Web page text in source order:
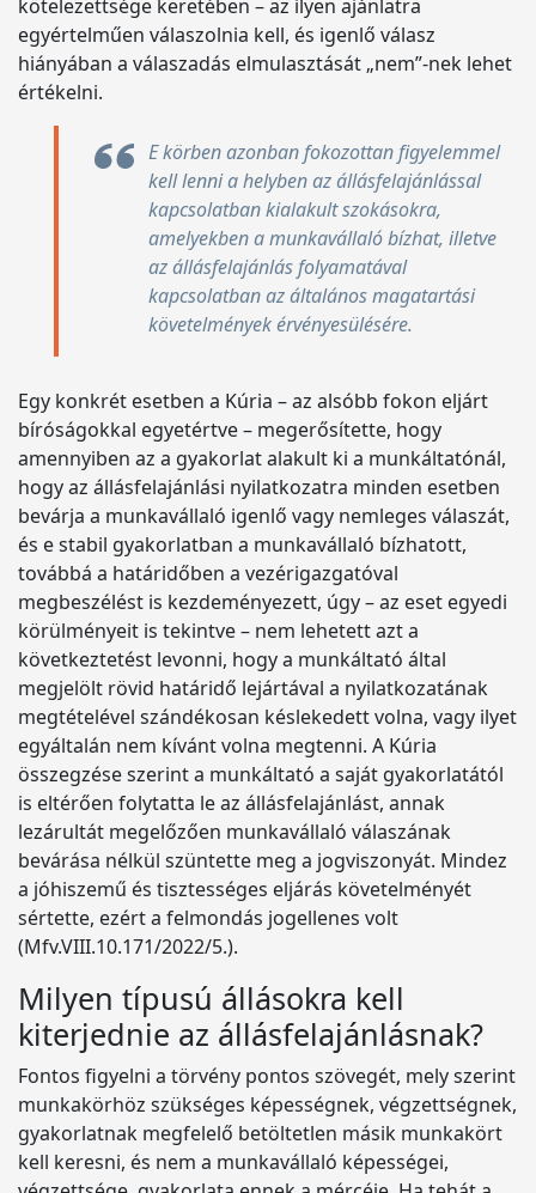
kötelezettsége keretében – az ilyen ajánlatra
egyértelműen válaszolnia kell, és igenlő válasz
hiányában a válaszadás elmulasztását „nem”-nek lehet
értékelni.
E körben azonban fokozottan figyelemmel
kell lenni a helyben az állásfelajánlással
kapcsolatban kialakult szokásokra,
amelyekben a munkavállaló bízhat, illetve
az állásfelajánlás folyamatával
kapcsolatban az általános magatartási
követelmények érvényesülésére.
Egy konkrét esetben a Kúria – az alsóbb fokon eljárt
bíróságokkal egyetértve – megerősítette, hogy
amennyiben az a gyakorlat alakult ki a munkáltatónál,
hogy az állásfelajánlási nyilatkozatra minden esetben
bevárja a munkavállaló igenlő vagy nemleges válaszát,
és e stabil gyakorlatban a munkavállaló bízhatott,
továbbá a határidőben a vezérigazgatóval
megbeszélést is kezdeményezett, úgy – az eset egyedi
körülményeit is tekintve – nem lehetett azt a
következtetést levonni, hogy a munkáltató által
megjelölt rövid határidő lejártával a nyilatkozatának
megtételével szándékosan késlekedett volna, vagy ilyet
egyáltalán nem kívánt volna megtenni. A Kúria
összegzése szerint a munkáltató a saját gyakorlatától
is eltérően folytatta le az állásfelajánlást, annak
lezárultát megelőzően munkavállaló válaszának
bevárása nélkül szüntette meg a jogviszonyát. Mindez
a jóhiszemű és tisztességes eljárás követelményét
sértette, ezért a felmondás jogellenes volt
(Mfv.VIII.10.171/2022/5.).
Milyen típusú állásokra kell
kiterjednie az állásfelajánlásnak?
Fontos figyelni a törvény pontos szövegét, mely szerint
munkakörhöz szükséges képességnek, végzettségnek,
gyakorlatnak megfelelő betöltetlen másik munkakört
kell keresni, és nem a munkavállaló képességei,